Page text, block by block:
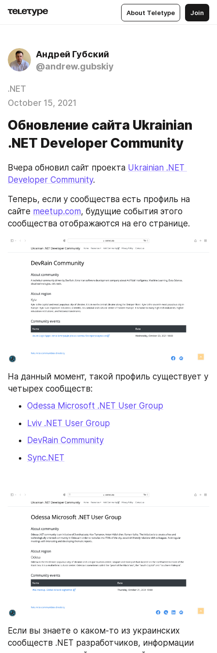
About Teletype Join
Андрей Губский
@andrew.gubskiy
.NET
October 15, 2021
Обновление сайта Ukrainian
.NET Developer Community
Вчера обновил сайт проекта Ukrainian .NET
Developer Community.
Теперь, если у сообщества есть профиль на
сайте meetup.com, будущие события этого
сообщества отображаются на его странице.
На данный момент, такой профиль существует у
четырех сообществ:
Odessa Microsoft .NET User Group
Lviv .NET User Group
DevRain Community
Sync.NET
Если вы знаете о каком-то из украинских
сообществ .NET разработчиков, информации